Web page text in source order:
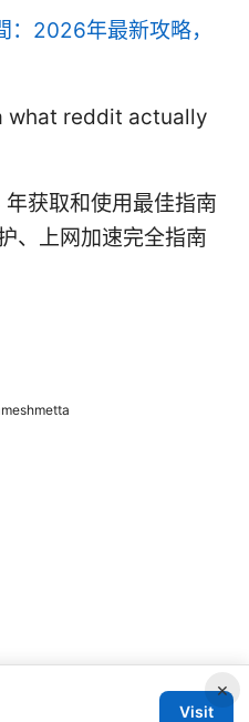
：2026年最新攻略，
what reddit actually
获取和使用最佳指南
、上网加速完全指南
×
Visit